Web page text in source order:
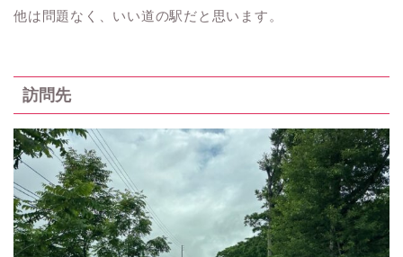
他は問題なく、いい道の駅だと思います。
訪問先